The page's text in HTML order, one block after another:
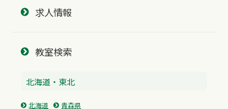
求人情報
教室検索
北海道・東北
北海道 青森県